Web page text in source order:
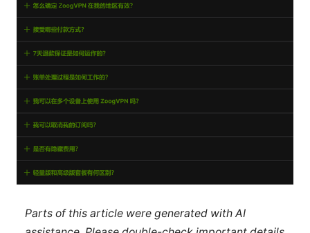
Parts of this article were generated with AI